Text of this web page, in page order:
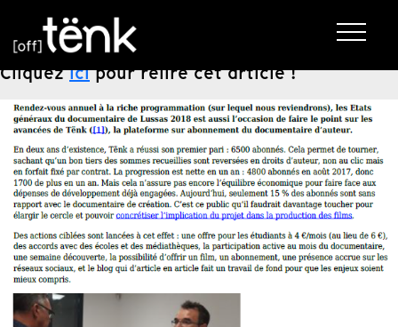
Cliquezicipour relire cet article !